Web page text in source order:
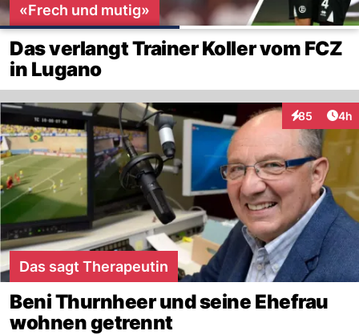
«Frech und mutig»
Das verlangt Trainer Koller vom FCZ
in Lugano
85
Interaktionen
4h
Das sagt Therapeutin
Beni Thurnheer und seine Ehefrau
wohnen getrennt